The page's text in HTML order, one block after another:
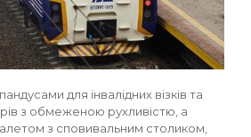
для інвалідних візків та
з обмеженою рухливістю, а
з сповивальним столиком,